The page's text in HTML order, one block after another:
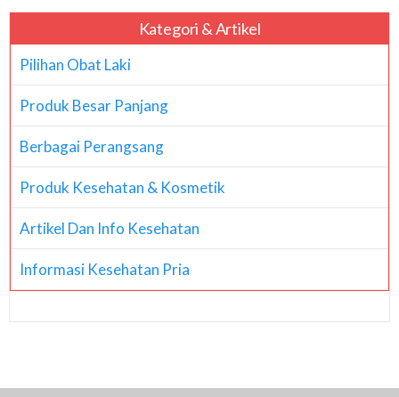
Kategori & Artikel
Pilihan Obat Laki
Produk Besar Panjang
Berbagai Perangsang
Produk Kesehatan & Kosmetik
Artikel Dan Info Kesehatan
Informasi Kesehatan Pria